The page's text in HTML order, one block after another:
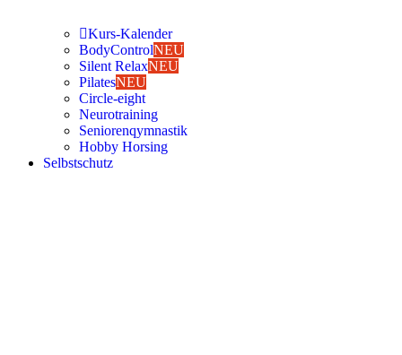
Kurs-Kalen­­der
Body­Con­trolNEU
Silent RelaxNEU
Pila­tesNEU
Cir­cle-eight
Neu­ro­trai­ning
Senio­ren­qym­nas­tik
Hob­by Hor­sing
Selbst­schutz